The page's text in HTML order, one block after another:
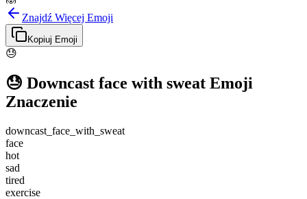
Znajdź Więcej Emoji
Kopiuj Emoji
😓
😓 Downcast face with sweat Emoji
Znaczenie
downcast_face_with_sweat
face
hot
sad
tired
exercise